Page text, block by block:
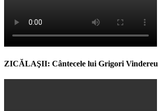
ZICĂLAŞII: Cântecele lui Grigori Vindereu